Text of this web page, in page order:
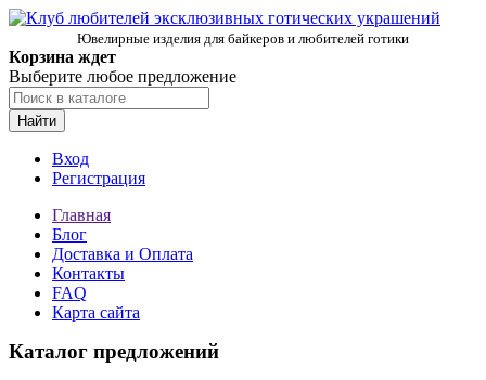
Ювелирные изделия для байкеров и любителей готики
Корзина ждет
Выберите любое предложение
Найти
Вход
Регистрация
Главная
Блог
Доставка и Оплата
Контакты
FAQ
Карта сайта
Каталог предложений